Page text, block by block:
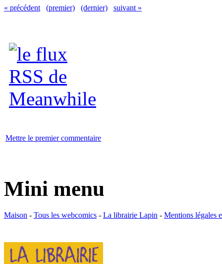
« précédent (premier) (dernier) suivant »
Mettre le premier commentaire
Mini menu
Maison - Tous les webcomics - La librairie Lapin - Mentions légales